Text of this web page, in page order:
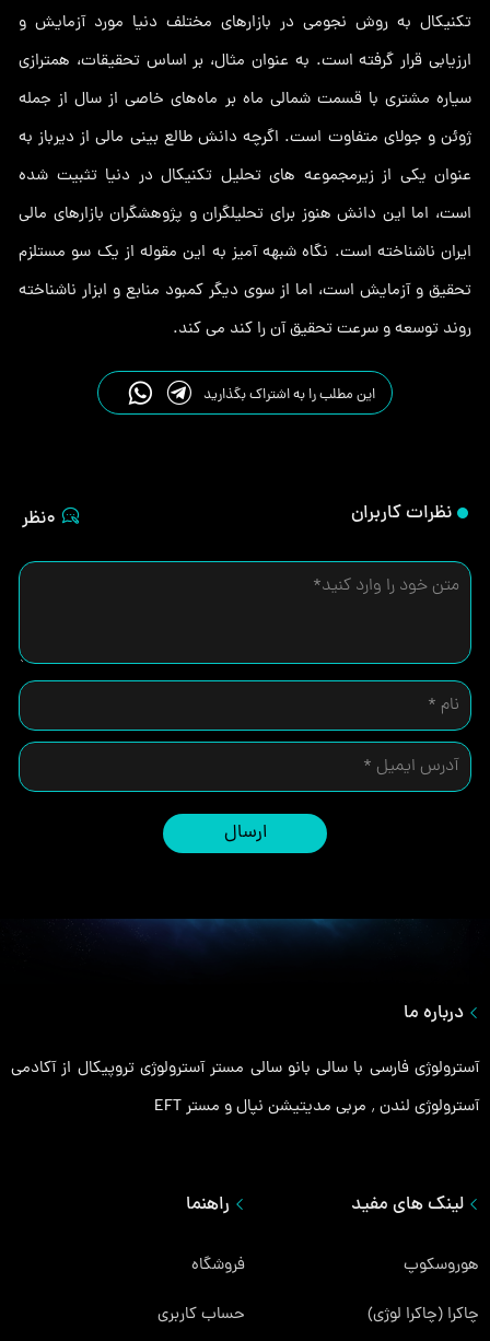
تکنیکال به روش نجومی در بازارهای مختلف دنیا مورد آزمایش و
ارزیابی قرار گرفته است. به عنوان مثال، بر اساس تحقیقات، همترازی
سیاره مشتری با قسمت شمالی ماه بر ماه‌های خاصی از سال از جمله
ژوئن و جولای متفاوت است. اگرچه دانش طالع بینی مالی از دیرباز به
عنوان یکی از زیرمجموعه های تحلیل تکنیکال در دنیا تثبیت شده
است، اما این دانش هنوز برای تحلیلگران و پژوهشگران بازارهای مالی
ایران ناشناخته است. نگاه شبهه آمیز به این مقوله از یک سو مستلزم
تحقیق و آزمایش است، اما از سوی دیگر کمبود منابع و ابزار ناشناخته
روند توسعه و سرعت تحقیق آن را کند می کند.
این مطلب را به اشتراک بگذارید
نظرات کاربران 0نظر
ارسال
لینک های مفید
هوروسکوپ
چاکرا (چاکرا لوژی)
راهنما
فروشگاه
حساب کاربری
درباره ما
آسترولوژی فارسی با سالی بانو سالی مستر آسترولوژی تروپیکال از آکادمی
آسترولوژی لندن ٬ مربی مدیتیشن نپال و مستر EFT